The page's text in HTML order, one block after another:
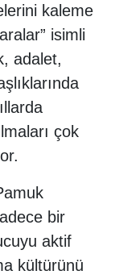
kaleme
isimli
adalet,
çok
bir
aktif
kültürünü